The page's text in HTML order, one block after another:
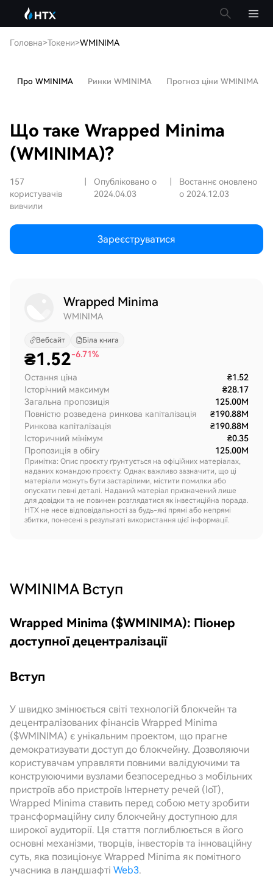
Головна>Токени>WMINIMA
Про WMINIMA Ринки WMINIMA Прогноз ціни WMINIMA
Що таке Wrapped Minima
(WMINIMA)?
157
користувачів
вивчили
Опубліковано о
2024.04.03
Востаннє оновлено
о 2024.12.03
Зареєструватися
Wrapped Minima
WMINIMA
Вебсайт Біла книга
₴1.52-6.71%
Остання ціна
₴1.52
Історічний максимум
₴28.17
Загальна пропозиція
125.00M
Повністю розведена ринкова капіталізація
₴190.88M
Ринкова капіталізація
₴190.88M
Історичний мінімум
₴0.35
Пропозиція в обігу
125.00M
Примітка: Опис проєкту ґрунтується на офіційних матеріалах,
наданих командою проєкту. Однак важливо зазначити, що ці
матеріали можуть бути застарілими, містити помилки або
опускати певні деталі. Наданий матеріал призначений лише
для довідки та не повинен розглядатися як інвестиційна порада.
HTX не несе відповідальності за будь-які прямі або непрямі
збитки, понесені в результаті використання цієї інформації.
WMINIMA Вступ
Wrapped Minima ($WMINIMA): Піонер
доступної децентралізації
Вступ
У швидко змінюється світі технологій блокчейн та
децентралізованих фінансів Wrapped Minima
($WMINIMA) є унікальним проектом, що прагне
демократизувати доступ до блокчейну. Дозволяючи
користувачам управляти повними валідуючими та
конструюючими вузлами безпосередньо з мобільних
пристроїв або пристроїв Інтернету речей (IoT),
Wrapped Minima ставить перед собою мету зробити
трансформаційну силу блокчейну доступною для
широкої аудиторії. Ця стаття поглиблюється в його
основні механізми, творців, інвесторів та інноваційну
суть, яка позиціонує Wrapped Minima як помітного
учасника в ландшафті Web3.